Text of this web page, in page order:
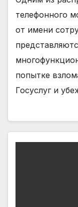
телефонного
от имени
попытке
Госуслуг и